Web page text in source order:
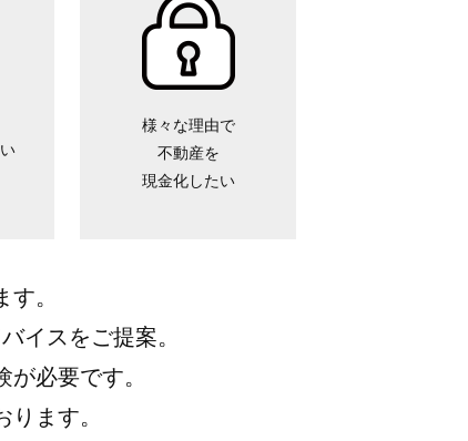
様々な理由で
不動産を
現金化したい
。
イスをご提案。
必要です。
ます。